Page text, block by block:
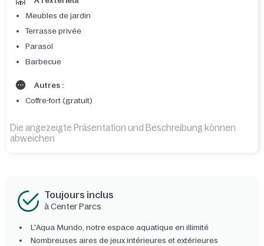
Meubles de jardin
Terrasse privée
Parasol
Barbecue
Autres :
Coffre-fort (gratuit)
Die angezeigte Präsentation und Beschreibung können
abweichen
Toujours inclus
à Center Parcs
L'Aqua Mundo, notre espace aquatique en illimité
Nombreuses aires de jeux intérieures et extérieures